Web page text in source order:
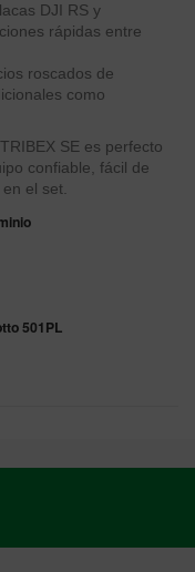
DJI RS y
rápidas entre
roscados de
como
SE es perfecto
confiable, fácil de
el set.
501PL